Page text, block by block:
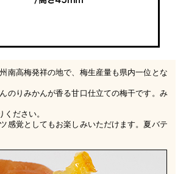
南高梅発祥の地で、梅生産量も県内一位とな
のりみかんが香る甘口仕立ての梅干です。み
ださい。
感覚としてもお楽しみいただけます。夏バテ